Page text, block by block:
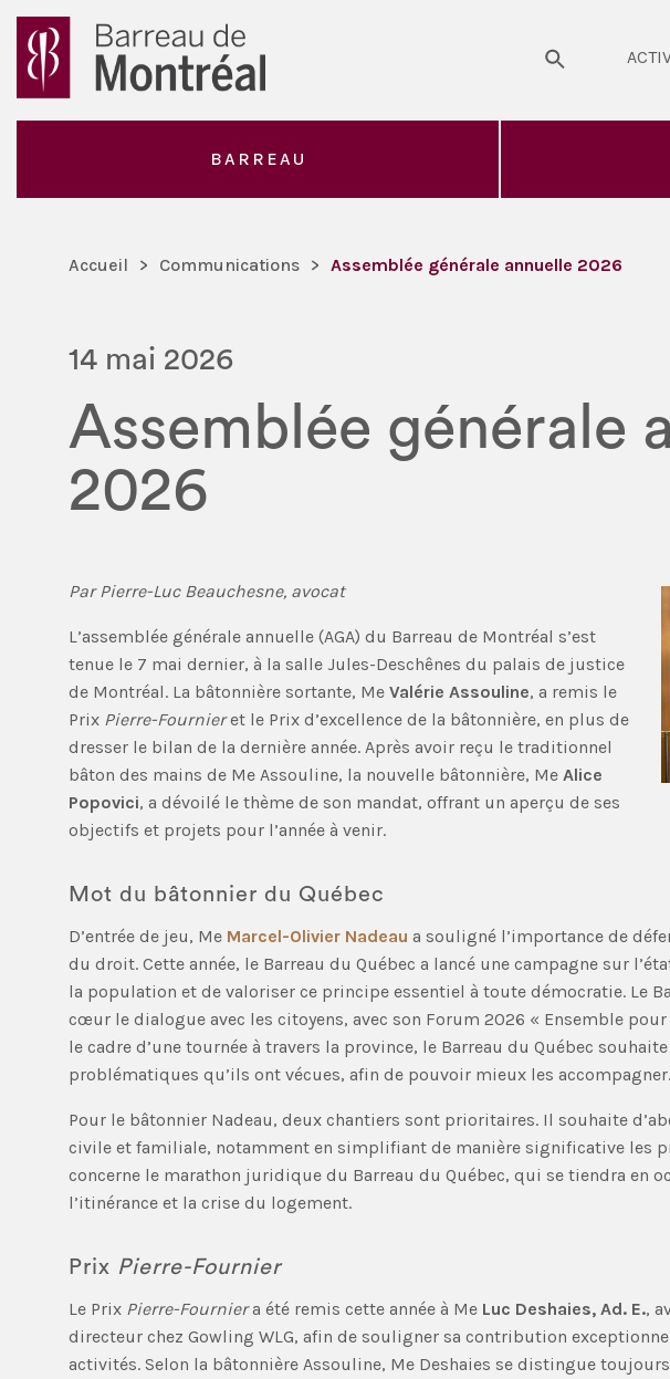
BARREAU
Accueil > Communications > Assemblée générale annuelle 2026
14 mai 2026
Assemblée générale
2026
Par Pierre-Luc Beauchesne, avocat
L’assemblée générale annuelle (AGA) du Barreau de Montréal s’est
tenue le 7 mai dernier, à la salle Jules-Deschênes du palais de justice
de Montréal. La bâtonnière sortante, Me Valérie Assouline, a remis le
Prix Pierre-Fournieret le Prix d’excellence de la bâtonnière, en plus de
dresser le bilan de la dernière année. Après avoir reçu le traditionnel
bâton des mains de Me Assouline, la nouvelle bâtonnière, Me Alice
Popovici, a dévoilé le thème de son mandat, offrant un aperçu de ses
objectifs et projets pour l’année à venir.
Mot du bâtonnier du Québec
D’entrée de jeu, Me Marcel-Olivier Nadeau a souligné l’importance de
du droit. Cette année, le Barreau du Québec a lancé une campagne sur
la population et de valoriser ce principe essentiel à toute démocratie. Le
cœur le dialogue avec les citoyens, avec son Forum 2026 « Ensemble
le cadre d’une tournée à travers la province, le Barreau du Québec
problématiques qu’ils ont vécues, afin de pouvoir mieux les accompagner.
Pour le bâtonnier Nadeau, deux chantiers sont prioritaires. Il souhaite
civile et familiale, notamment en simplifiant de manière significative les
concerne le marathon juridique du Barreau du Québec, qui se tiendra en
l’itinérance et la crise du logement.
Prix Pierre-Fournier
Le Prix Pierre-Fourniera été remis cette année à Me Luc Deshaies, Ad. E.,
directeur chez Gowling WLG, afin de souligner sa contribution
activités. Selon la bâtonnière Assouline, Me Deshaies se distingue